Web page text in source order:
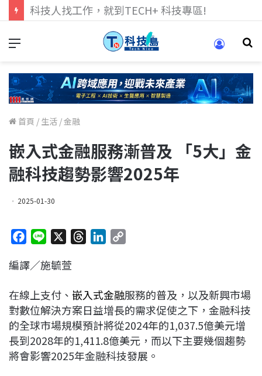
首頁 / 生活 /金融
嵌入式金融服務漸普及 「5大」金
融科技趨勢影響2025年
2025-01-30
c
b
o
o
k
n
a
d
s
e
d
I
n
L
i
n
k
編譯／施毓萱
在線上支付、 嵌入式金融服務的普及，以及新興市場
對數位解決方案日益增長的需求促使之下，金融科技
的全球市場規模預計將從2024年的1,037.5億美元增
長到2028年的1,411.8億美元，而以下主要幾個趨勢
將會影響2025年金融科技發展。